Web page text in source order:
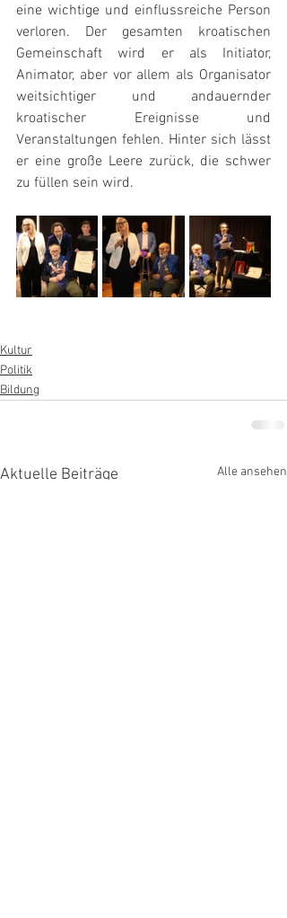
eine wichtige und einflussreiche Person
verloren. Der gesamten kroatischen
Gemeinschaft wird er als Initiator,
Animator, aber vor allem als Organisator
weitsichtiger und andauernder
kroatischer Ereignisse und
Veranstaltungen fehlen. Hinter sich lässt
er eine große Leere zurück, die schwer
zu füllen sein wird.
Kultur
Politik
Bildung
Aktuelle Beiträge Alle ansehen